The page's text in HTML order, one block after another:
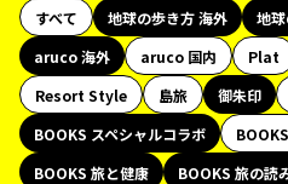
すべて 地球の歩き方 海外
地球
aruco 海外
aruco 国内 Plat
Resort Style
島旅 御朱印
BOOKS スペシャルコラボ
BOOKS 旅と健康
BOOKS 旅の読